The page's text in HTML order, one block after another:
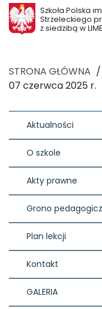
Szkoła Polska
Strzeleckiego
z siedzibą w
STRONA GŁÓWNA /
07 czerwca 2025 r.
Aktualności
O szkole
Akty prawne
Grono
Plan lekcji
Kontakt
GALERIA